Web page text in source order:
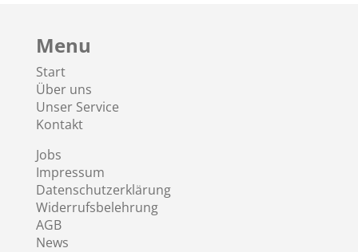
Menu
Start
Über uns
Unser Service
Kontakt
Jobs
Impressum
Datenschutzerklärung
Widerrufsbelehrung
AGB
News